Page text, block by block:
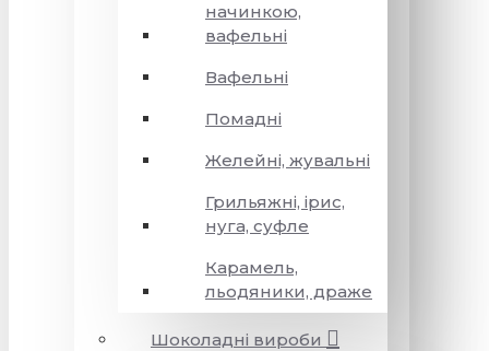
начинкою,
вафельні
Вафельні
Помадні
Желейні, жувальні
Грильяжні, ірис,
нуга, суфле
Карамель,
льодяники, драже
Шоколадні вироби